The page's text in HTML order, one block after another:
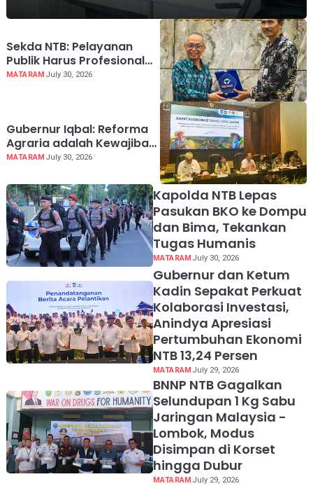
Sekda NTB: Pelayanan
Publik Harus Profesional
dan Berintegritas
MATARAM July 30, 2026
Gubernur Iqbal: Reforma
Agraria adalah Kewajiban
Negara
MATARAM July 30, 2026
Kapolda NTB Lepas
Pasukan BKO ke Dompu
dan Bima, Tekankan
Tugas Humanis
MATARAM July 30, 2026
Gubernur dan Ketum
Kadin Sepakat Perkuat
Kolaborasi Investasi,
Anindya Apresiasi
Pertumbuhan Ekonomi
NTB 13,24 Persen
MATARAM July 29, 2026
BNNP NTB Gagalkan
Selundupan 1 Kg Sabu
Jaringan Malaysia -
Lombok, Modus
Disimpan di Korset
hingga Dubur
MATARAM July 29, 2026